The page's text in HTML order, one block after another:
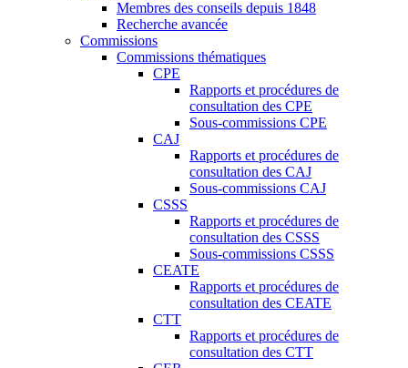
Membres des conseils depuis 1848
Recherche avancée
Commissions
Commissions thématiques
CPE
Rapports et procédures de
consultation des CPE
Sous-commissions CPE
CAJ
Rapports et procédures de
consultation des CAJ
Sous-commissions CAJ
CSSS
Rapports et procédures de
consultation des CSSS
Sous-commissions CSSS
CEATE
Rapports et procédures de
consultation des CEATE
CTT
Rapports et procédures de
consultation des CTT